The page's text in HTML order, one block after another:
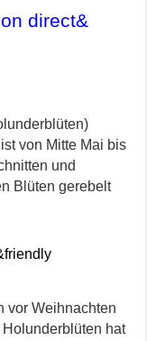
direct&
von Mitte Mai bis
und
Blüten gerebelt
vor Weihnachten
hat